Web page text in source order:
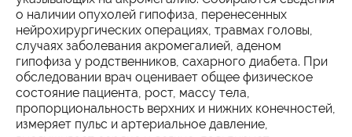
о наличии опухолей гипофиза, перенесенных
нейрохирургических операциях, травмах головы,
случаях заболевания акромегалией, аденом
гипофиза у родственников, сахарного диабета. При
обследовании врач оценивает общее физическое
состояние пациента, рост, массу тела,
пропорциональность верхних и нижних конечностей,
измеряет пульс и артериальное давление,